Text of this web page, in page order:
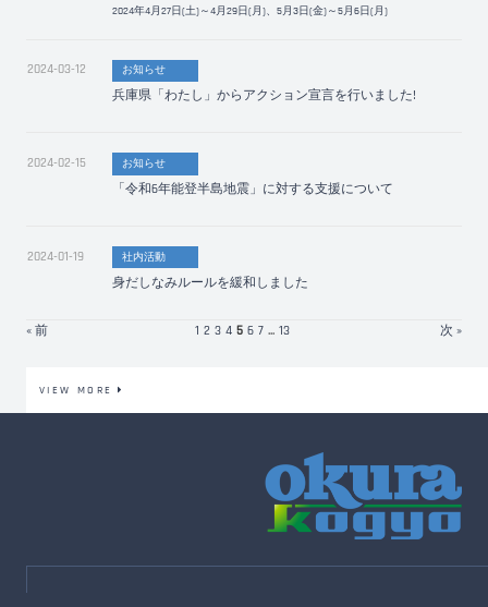
2024年4月27日(土)～4月29日(月)、5月3日(金)～5月6日(月)
2024-03-12 お知らせ
兵庫県「わたし」からアクション宣言を行いました!
2024-02-15 お知らせ
「令和6年能登半島地震」に対する支援について
2024-01-19 社内活動
身だしなみルールを緩和しました
« 前 1 2 3 4 5 6 7 ... 13 次 »
VIEW MORE